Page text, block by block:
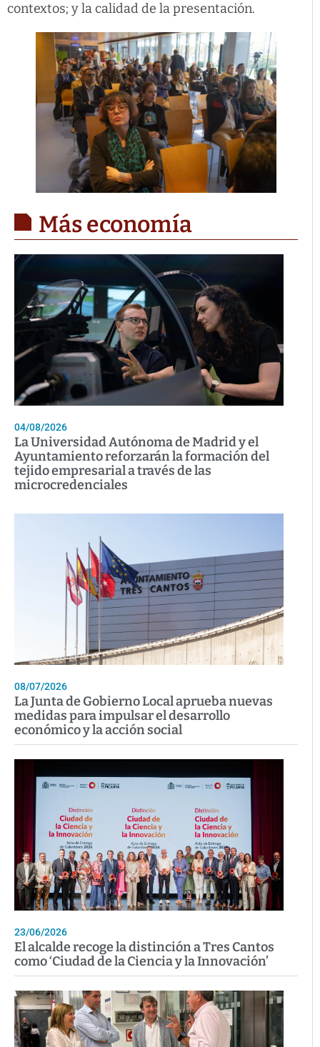
contextos; y la calidad de la presentación.
Más economía
04/08/2026
La Universidad Autónoma de Madrid y el
Ayuntamiento reforzarán la formación del
tejido empresarial a través de las
microcredenciales
08/07/2026
La Junta de Gobierno Local aprueba nuevas
medidas para impulsar el desarrollo
económico y la acción social
23/06/2026
El alcalde recoge la distinción a Tres Cantos
como ‘Ciudad de la Ciencia y la Innovación’